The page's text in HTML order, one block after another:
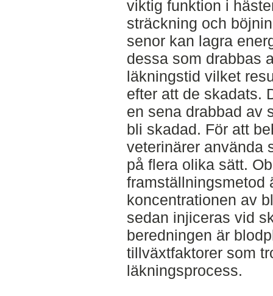
viktig funktion i
sträckning och
senor kan lagra
dessa som drabbas
läkningstid vilket
efter att de skadats.
en sena drabbad av
bli skadad. För att
veterinärer använda
på flera olika sätt.
framställningsmetod
koncentrationen av
sedan injiceras vid
beredningen är
tillväxtfaktorer som
läkningsprocess.